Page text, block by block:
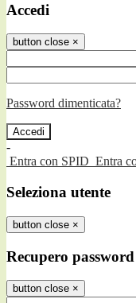
Accedi
button close ×
Password dimenticata?
-
Entra con SPID Entra
Seleziona utente
button close ×
Recupero password
button close ×